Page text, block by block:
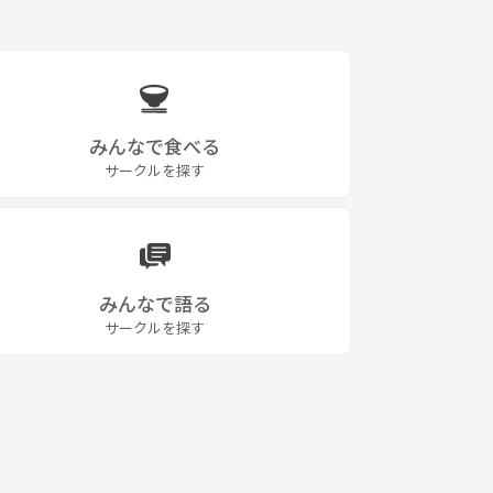
みんなで食べる
サークルを探す
みんなで語る
サークルを探す